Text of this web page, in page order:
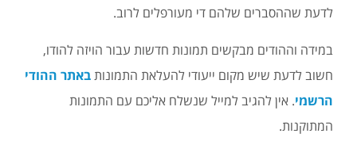
לדעת שההסברים שלהם די מעורפלים לרוב.
במידה וההודים מבקשים תמונות חדשות עבור הויזה להודו,
חשוב לדעת שיש מקום ייעודי להעלאת התמונותבאתר ההודי
הרשמי. אין להגיב למייל שנשלח אליכם עם התמונות
המתוקנות.